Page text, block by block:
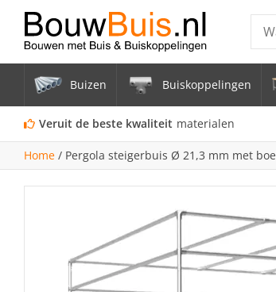
Buizen Buiskoppelingen
Veruit de beste kwaliteit materialen
Home / Pergola steigerbuis Ø 21,3 mm met